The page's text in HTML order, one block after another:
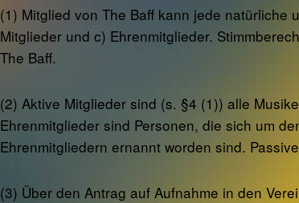
(1) Mitglied von The Baff kann jede natürliche
Mitglieder und c) Ehrenmitglieder.
The Baff.
(2) Aktive Mitglieder sind (s. §4 (1)) alle
Ehrenmitglieder sind Personen, die sich um
Ehrenmitgliedern ernannt worden sind.
(3) Über den Antrag auf Aufnahme in den